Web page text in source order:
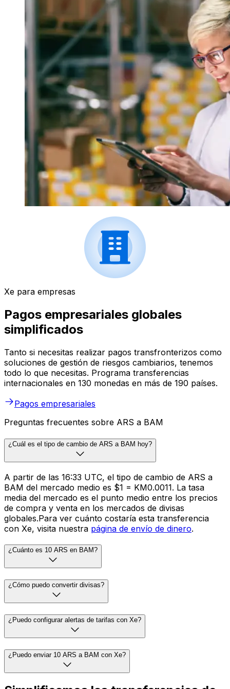
Xe para empresas
Pagos empresariales globales
simplificados
Tanto si necesitas realizar pagos transfronterizos como
soluciones de gestión de riesgos cambiarios, tenemos
todo lo que necesitas. Programa transferencias
internacionales en 130 monedas en más de 190 países.
Pagos empresariales
Preguntas frecuentes sobre ARS a BAM
¿Cuál es el tipo de cambio de ARS a BAM hoy?
A partir de las 16:33 UTC, el tipo de cambio de ARS a
BAM del mercado medio es $1 = KM0.0011. La tasa
media del mercado es el punto medio entre los precios
de compra y venta en los mercados de divisas
globales.Para ver cuánto costaría esta transferencia
con Xe, visita nuestra página de envío de dinero.
¿Cuánto es 10 ARS en BAM?
¿Cómo puedo convertir divisas?
¿Puedo configurar alertas de tarifas con Xe?
¿Puedo enviar 10 ARS a BAM con Xe?